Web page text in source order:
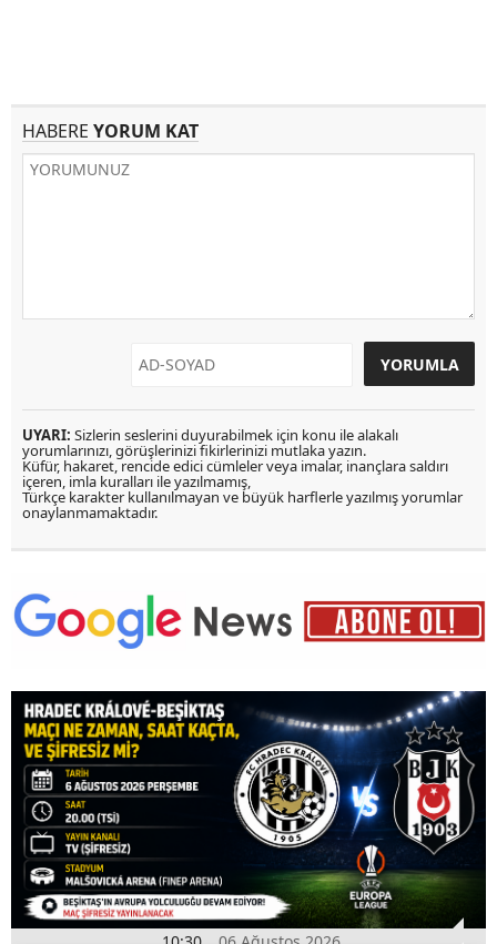
HABERE YORUM KAT
UYARI: Sizlerin seslerini duyurabilmek için konu ile alakalı
yorumlarınızı, görüşlerinizi fikirlerinizi mutlaka yazın.
Küfür, hakaret, rencide edici cümleler veya imalar, inançlara saldırı
içeren, imla kuralları ile yazılmamış,
Türkçe karakter kullanılmayan ve büyük harflerle yazılmış yorumlar
onaylanmamaktadır.